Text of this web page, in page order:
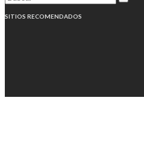
SITIOS RECOMENDADOS